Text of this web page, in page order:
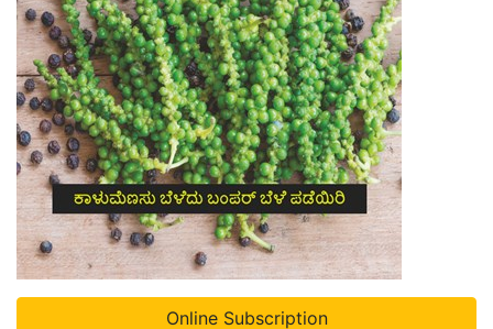
Online Subscription